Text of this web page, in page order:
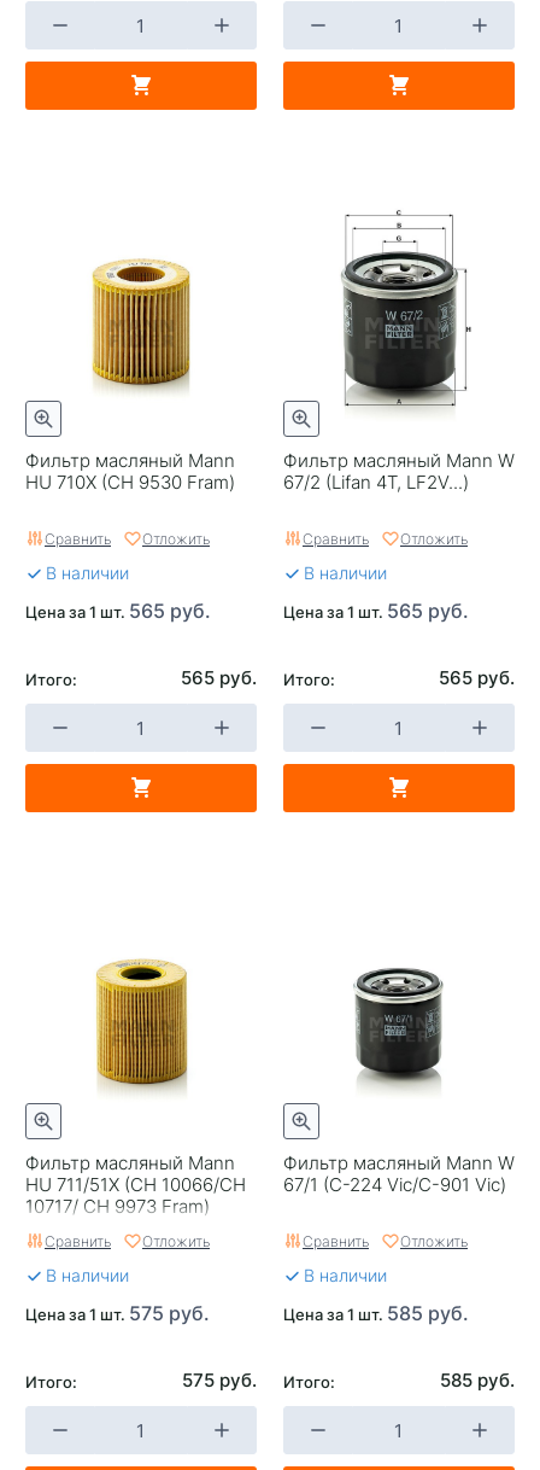
Фильтр масляный Mann
HU 710X (CH 9530 Fram)
Сравнить Отложить
В наличии
Цена за 1 шт. 565 руб.
Итого: 565 руб.
Фильтр масляный Mann W
67/2 (Lifan 4T, LF2V...)
Сравнить Отложить
В наличии
Цена за 1 шт. 565 руб.
Итого: 565 руб.
Фильтр масляный Mann
HU 711/51X (CH 10066/CH
10717/ CH 9973 Fram)
Сравнить Отложить
В наличии
Цена за 1 шт. 575 руб.
Итого: 575 руб.
Фильтр масляный Mann W
67/1 (C-224 Vic/C-901 Vic)
Сравнить Отложить
В наличии
Цена за 1 шт. 585 руб.
Итого: 585 руб.